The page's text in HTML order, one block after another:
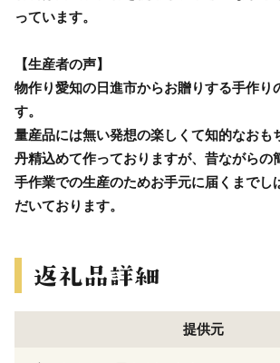
っています。
【生産者の声】
物作り愛知の日進市からお贈りする手作り
す。
量産品には無い発想の楽しくて知的なおも
丹精込めて作っておりますが、昔ながらの
手作業での生産のためお手元に届くまでし
だいております。
提供元